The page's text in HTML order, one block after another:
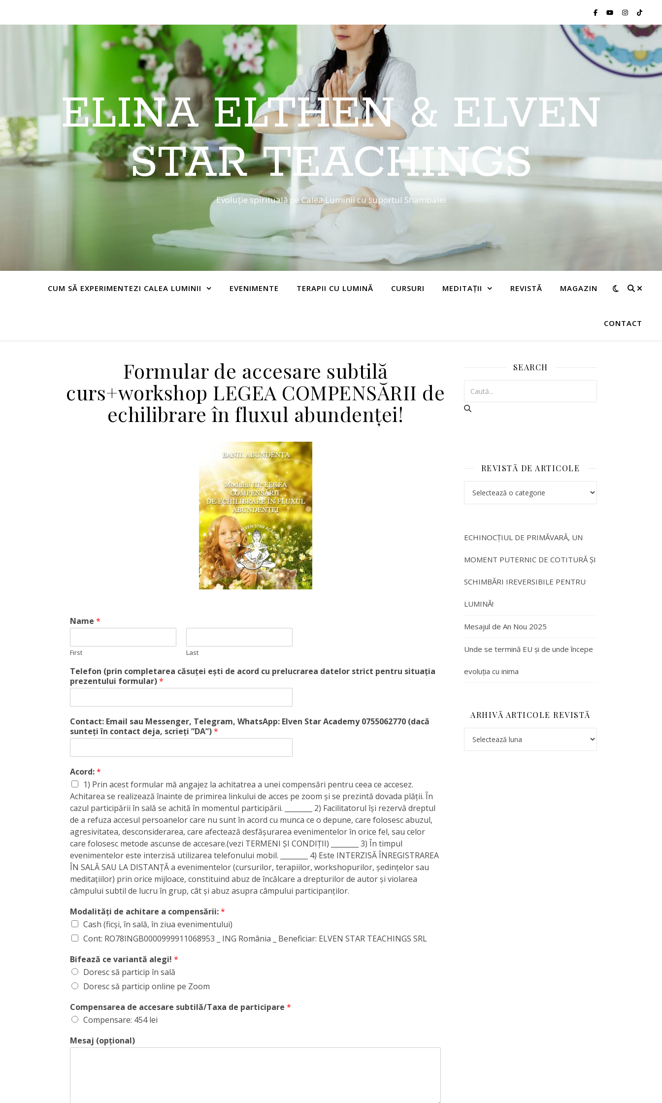
ELINA ELTHEN & ELVEN
STAR TEACHINGS
Evoluție spirituală pe Calea Luminii cu suportul Shambalei
CUM SĂ EXPERIMENTEZI CALEA LUMINII EVENIMENTE TERAPII CU LUMINĂ CURSURI MEDITAȚII REVISTĂ MAGAZIN
CONTACT
Formular de accesare subtilă
curs+workshop LEGEA COMPENSĂRII de
echilibrare în fluxul abundenței!
Name *
First Last
Telefon (prin completarea căsuței ești de acord cu prelucrarea datelor strict pentru situația
prezentului formular)*
Contact: Email sau Messenger, Telegram, WhatsApp: Elven Star Academy 0755062770 (dacă
sunteți în contact deja, scrieți ”DA”)*
Acord:*
1) Prin acest formular mă angajez la achitatrea a unei compensări pentru ceea ce accesez.
Achitarea se realizează înainte de primirea linkului de acces pe zoom și se prezintă dovada plății. În
cazul participării în sală se achită în momentul participării. ________ 2) Facilitatorul își rezervă dreptul
de a refuza accesul persoanelor care nu sunt în acord cu munca ce o depune, care folosesc abuzul,
agresivitatea, desconsiderarea, care afectează desfășurarea evenimentelor în orice fel, sau celor
care folosesc metode ascunse de accesare.(vezi TERMENI ȘI CONDIȚII) ________ 3) În timpul
evenimentelor este interzisă utilizarea telefonului mobil. ________ 4) Este INTERZISĂ ÎNREGISTRAREA
ÎN SALĂ SAU LA DISTANȚĂ a evenimentelor (cursurilor, terapiilor, workshopurilor, ședințelor sau
meditațiilor) prin orice mijloace, constituind abuz de încălcare a drepturilor de autor și violarea
câmpului subtil de lucru în grup, cât și abuz asupra câmpului participanților.
Modalități de achitare a compensării:*
Cash (ficși, în sală, în ziua evenimentului)
Cont: RO78INGB0000999911068953 _ ING România _ Beneficiar: ELVEN STAR TEACHINGS SRL
Bifează ce variantă alegi! *
Doresc să particip în sală
Doresc să particip online pe Zoom
Compensarea de accesare subtilă/Taxa de participare *
Compensare: 454 lei
Mesaj (opțional)
SEARCH
REVISTĂ DE ARTICOLE
ECHINOCȚIUL DE PRIMĂVARĂ, UN
MOMENT PUTERNIC DE COTITURĂ ȘI
SCHIMBĂRI IREVERSIBILE PENTRU
LUMINĂ!
Mesajul de An Nou 2025
Unde se termină EU și de unde începe
evoluția cu inima
ARHIVĂ ARTICOLE REVISTĂ